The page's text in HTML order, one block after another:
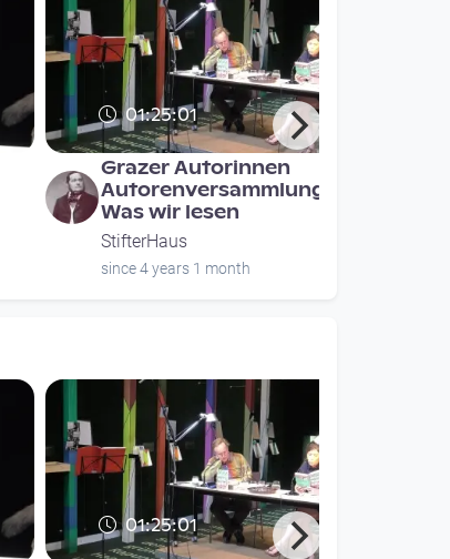
01:25:01
Grazer Autorinnen
Autorenversammlung -
Was wir lesen
StifterHaus
since 4 years 1 month
01:25:01